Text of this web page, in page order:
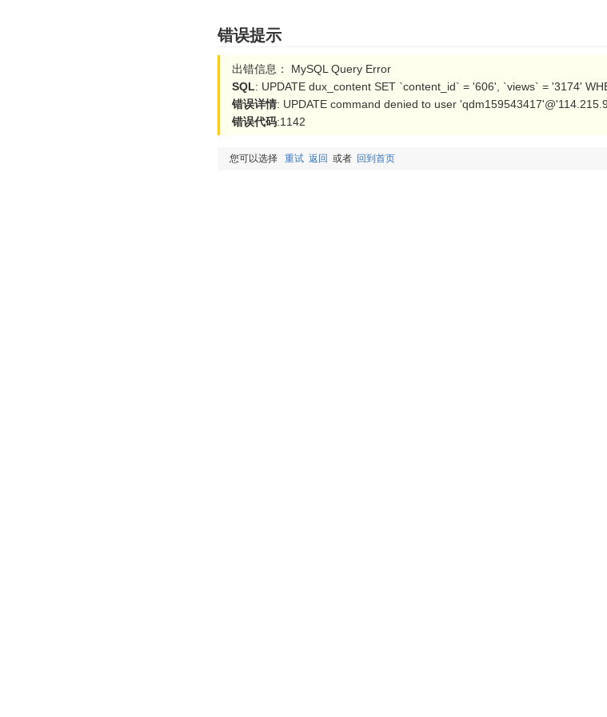
错误提示
出错信息： MySQL Query Error
SQL: UPDATE dux_content SET `content_id` = '606', `views` = '3174'
错误详情: UPDATE command denied to user
错误代码:1142
您可以选择 重试 返回 或者 回到首页